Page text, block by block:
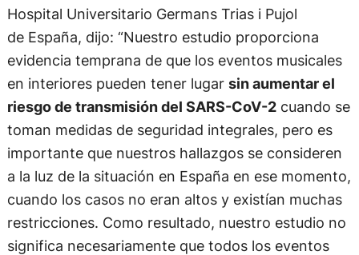
Hospital Universitario Germans Trias i Pujol
de España, dijo: “Nuestro estudio proporciona
evidencia temprana de que los eventos musicales
en interiores pueden tener lugar sin aumentar el
riesgo de transmisión del SARS-CoV-2cuando se
toman medidas de seguridad integrales, pero es
importante que nuestros hallazgos se consideren
a la luz de la situación en España en ese momento,
cuando los casos no eran altos y existían muchas
restricciones. Como resultado, nuestro estudio no
significa necesariamente que todos los eventos